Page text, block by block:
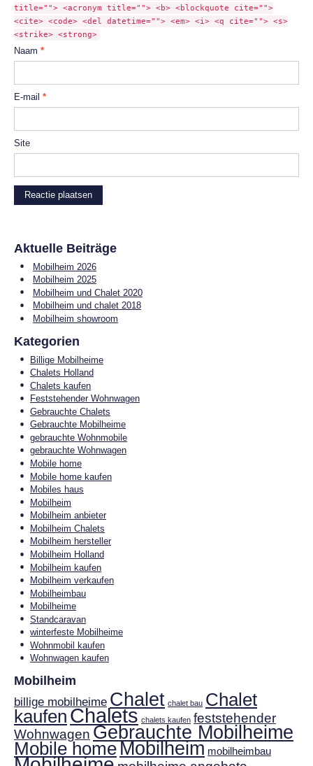
title=""> <acronym title=""> <b> <blockquote cite="">
<cite> <code> <del datetime=""> <em> <i> <q cite=""> <s>
<strike> <strong>
Naam *
E-mail *
Site
Aktuelle Beiträge
Mobilheim 2026
Mobilheim 2025
Mobilheim und Chalet 2020
Mobilheim und chalet 2018
Mobilheim showroom
Kategorien
Billige Mobilheime
Chalets Holland
Chalets kaufen
Feststehender Wohnwagen
Gebrauchte Chalets
Gebrauchte Mobilheime
gebrauchte Wohnmobile
gebrauchte Wohnwagen
Mobile home
Mobile home kaufen
Mobiles haus
Mobilheim
Mobilheim anbieter
Mobilheim Chalets
Mobilheim hersteller
Mobilheim Holland
Mobilheim kaufen
Mobilheim verkaufen
Mobilheimbau
Mobilheime
Standcaravan
winterfeste Mobilheime
Wohnmobil kaufen
Wohnwagen kaufen
Mobilheim
billige mobilheime Chalet chalet bau Chalet
kaufenChalets chalets kaufen feststehender
Wohnwagen Gebrauchte Mobilheime
Mobile homeMobilheim mobilheimbau